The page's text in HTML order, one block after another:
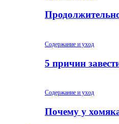
Содержание и уход
5 причин
Содержание и уход
Почему у